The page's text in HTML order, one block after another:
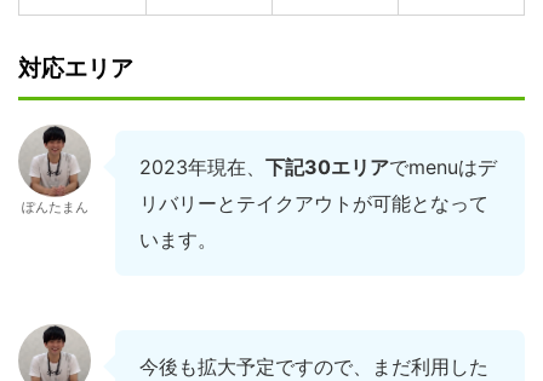
対応エリア
ぽんたまん
2023年現在、 下記30エリアでmenuはデ
リバリーとテイクアウトが可能となって
います。
今後も拡大予定ですので、まだ利用した